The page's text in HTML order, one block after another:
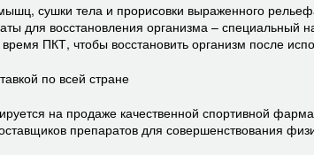
сушки тела и прорисовки выраженного
для восстановления организма – специальный
ПКТ, чтобы восстановить организм после
по всей стране
на продаже качественной спортивной
препаратов для совершенствования